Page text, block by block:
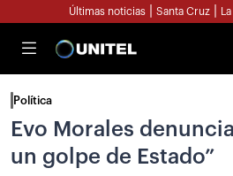
Últimas noticias Santa Cruz
Política
Evo Morales
un golpe de Estado”